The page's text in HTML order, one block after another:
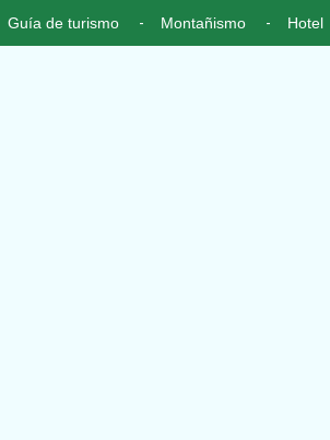
Guía de turismo Montañismo Hotel